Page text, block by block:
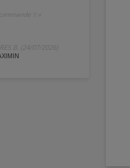
!!
B. (24/07/2026)